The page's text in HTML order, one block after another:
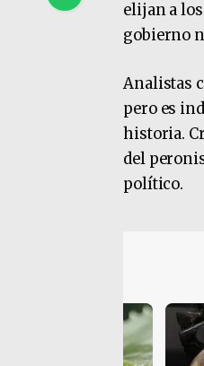
elijan a
gobierno
Analistas
pero es
historia.
del
político.